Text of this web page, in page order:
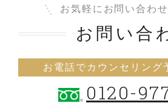
お気軽にお問い合わ
お問い合
お電話でカウンセリング
0120-